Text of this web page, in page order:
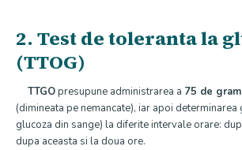
2. Test de toleranta la
(TTOG)
TTGOpresupune administrarea a 75 de
(dimineata pe nemancate), iar apoi
glucoza din sange) la diferite intervale orare:
dupa aceasta si la doua ore.